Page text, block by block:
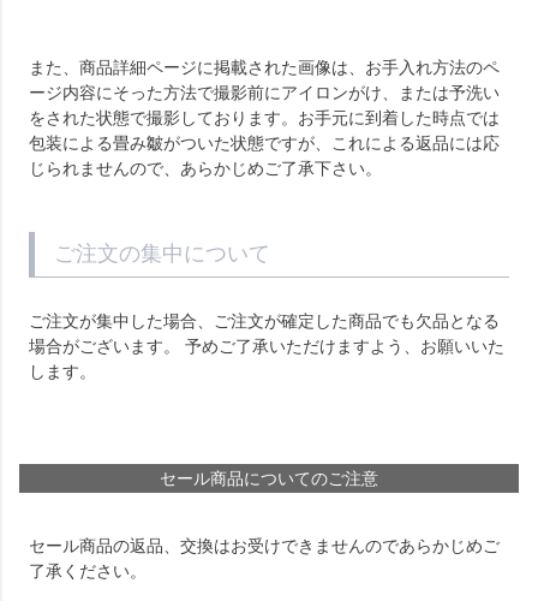
また、商品詳細ページに掲載された画像は、お手入れ方法のペ
ージ内容にそった方法で撮影前にアイロンがけ、または予洗い
をされた状態で撮影しております。お手元に到着した時点では
包装による畳み皺がついた状態ですが、これによる返品には応
じられませんので、あらかじめご了承下さい。
ご注文の集中について
ご注文が集中した場合、ご注文が確定した商品でも欠品となる
場合がございます。 予めご了承いただけますよう、お願いいた
します。
セール商品についてのご注意
セール商品の返品、交換はお受けできませんのであらかじめご
了承ください。